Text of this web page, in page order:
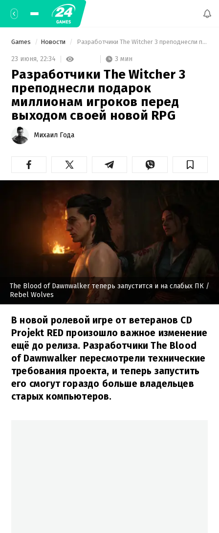
Games Новости Разработчики The Witcher 3 преподнесли подарок миллионам игроков перед выходом своей новой RPG
23 июня, 22:34 3 мин
Разработчики The Witcher 3
преподнесли подарок
миллионам игроков перед
выходом своей новой RPG
Михаил Года
The Blood of Dawnwalker теперь запустится и на слабых ПК /
Rebel Wolves
В новой ролевой игре от ветеранов CD
Projekt RED произошло важное изменение
ещё до релиза. Разработчики The Blood
of Dawnwalker пересмотрели технические
требования проекта, и теперь запустить
его смогут гораздо больше владельцев
старых компьютеров.